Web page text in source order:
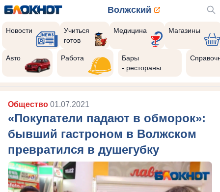
Волжский
Новости
Учиться
готов
Медицина Магазины
Авто Работа
Бары
- рестораны
Общество 01.07.2021
«Покупатели падают в обморок»:
бывший гастроном в Волжском
превратился в душегубку